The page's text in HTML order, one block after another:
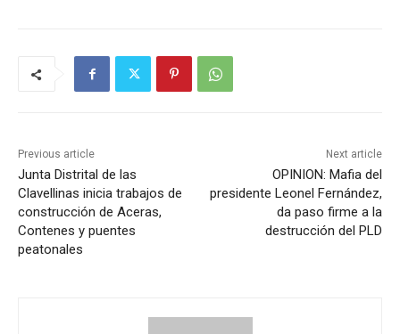
Previous article
Junta Distrital de las
Clavellinas inicia trabajos de
construcción de Aceras,
Contenes y puentes
peatonales
Next article
OPINION: Mafia del
presidente Leonel Fernández,
da paso firme a la
destrucción del PLD